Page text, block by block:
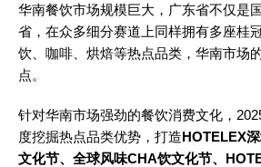
华南餐饮市场规模巨大，广东省不仅是
省，在众多细分赛道上同样拥有多座桂
饮、咖啡、烘焙等热点品类，华南市场
点。
针对华南市场强劲的餐饮消费文化，
度挖掘热点品类优势，打造HOTELEX
文化节、全球风味CHA饮文化节、